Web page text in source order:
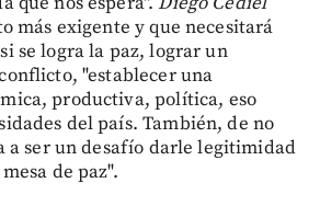
más exigente y que necesitará
se logra la paz, lograr un
"establecer una
productiva, política, eso
del país. También, de no
a ser un desafío darle legitimidad
de paz".